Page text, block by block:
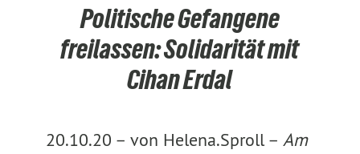
Politische Gefangene
freilassen: Solidarität mit
Cihan Erdal
20.10.20 – von Helena.Sproll – Am